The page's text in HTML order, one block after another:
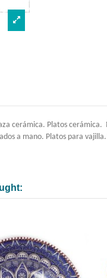
cerámica. Platos
a mano. Platos para